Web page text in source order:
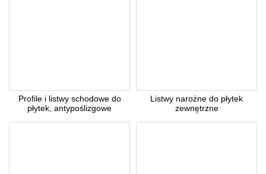
Profile i listwy schodowe do
płytek, antypoślizgowe
Listwy narożne do płytek
zewnętrzne